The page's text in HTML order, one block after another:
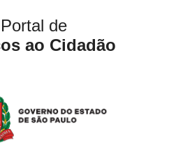
Portal de
ao Cidadão